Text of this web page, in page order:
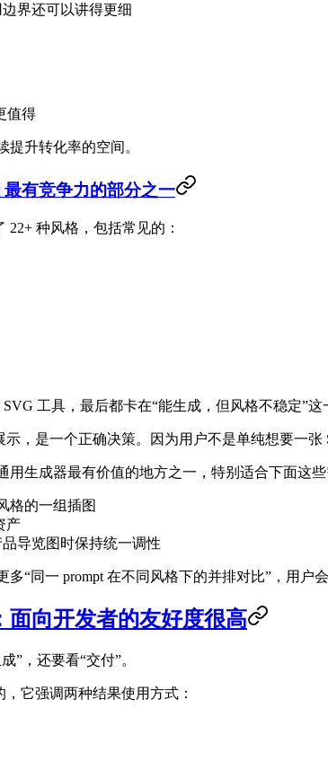
界还可以讲得更细
值得
升转化率的空间。
有竞争力的部分之一
22+ 种风格，包括常见的：
工具，最后都卡在“能生成，但风格不稳定”
，是一个正确决策。因为用户不是单纯想要一张
用生成器最有价值的地方之一，特别适合下面这些
格的一组插图
产
导览图时保持统一调性
“同一 prompt 在不同风格下的并排对比”，用户
面向开发者的友好度很高
”，还要看“交付”。
它强调两种结果使用方式：